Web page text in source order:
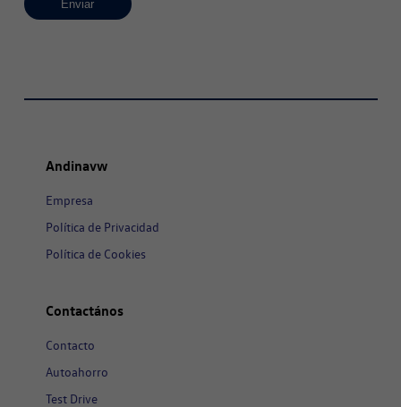
Enviar
Andinavw
Empresa
Política de Privacidad
Política de Cookies
Contactános
Contacto
Autoahorro
Test Drive